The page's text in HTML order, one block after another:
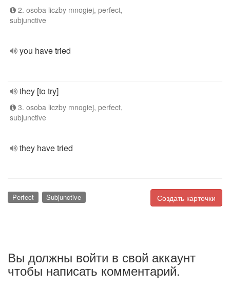
2. osoba liczby mnogiej, perfect,
subjunctive
you have tried
they [to try]
3. osoba liczby mnogiej, perfect,
subjunctive
they have tried
Создать карточки
Perfect Subjunctive
Вы должны войти в свой аккаунт
чтобы написать комментарий.